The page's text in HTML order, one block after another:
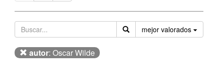
mejor valorados
autor: Oscar Wilde